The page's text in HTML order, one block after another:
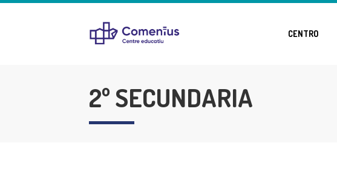
CENTRO
2º SECUNDARIA